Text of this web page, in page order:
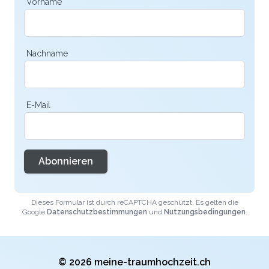
Vorname
Nachname
E-Mail
Abonnieren
Dieses Formular ist durch reCAPTCHA geschützt. Es gelten die
Google Datenschutzbestimmungen und Nutzungsbedingungen.
© 2026 meine-traumhochzeit.ch